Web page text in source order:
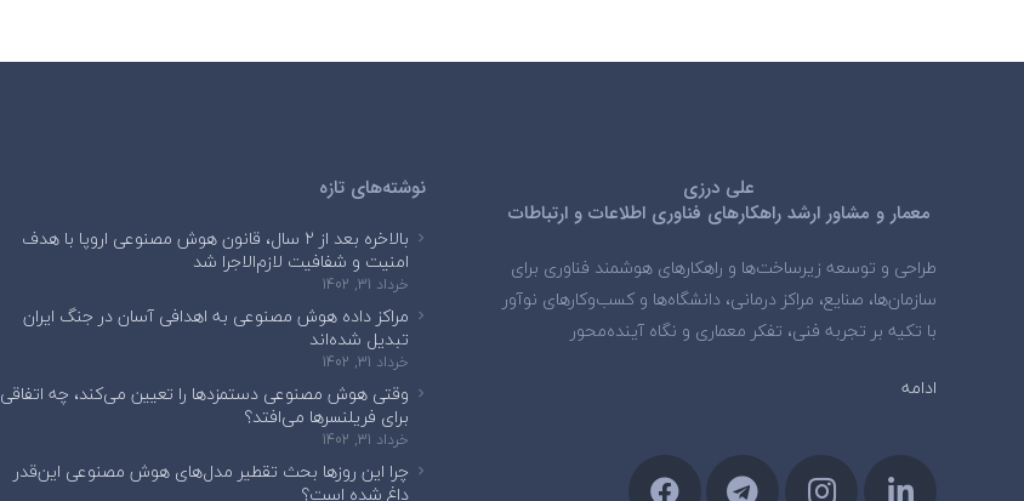
علی درزی
معمار و مشاور ارشد راهکارهای فناوری اطلاعات و ارتباطات
طراحی و توسعه زیرساخت‌ها و راهکارهای هوشمند فناوری برای
سازمان‌ها، صنایع، مراکز درمانی، دانشگاه‌ها و کسب‌وکارهای نوآور
با تکیه بر تجربه فنی، تفکر معماری و نگاه آینده‌محور
ادامه
نوشته‌های تازه
بالاخره بعد از ۲ سال، قانون هوش مصنوعی اروپا با هدف
امنیت و شفافیت لازم‌الاجرا شد
خرداد 31, 1402
مراکز داده هوش مصنوعی به اهدافی آسان در جنگ ایران
تبدیل شده‌اند
خرداد 31, 1402
وقتی هوش مصنوعی دستمزدها را تعیین می‌کند، چه اتفاقی
برای فریلنسرها می‌افتد؟
خرداد 31, 1402
چرا این روزها بحث تقطیر مدل‌های هوش مصنوعی این‌قدر
داغ شده است؟